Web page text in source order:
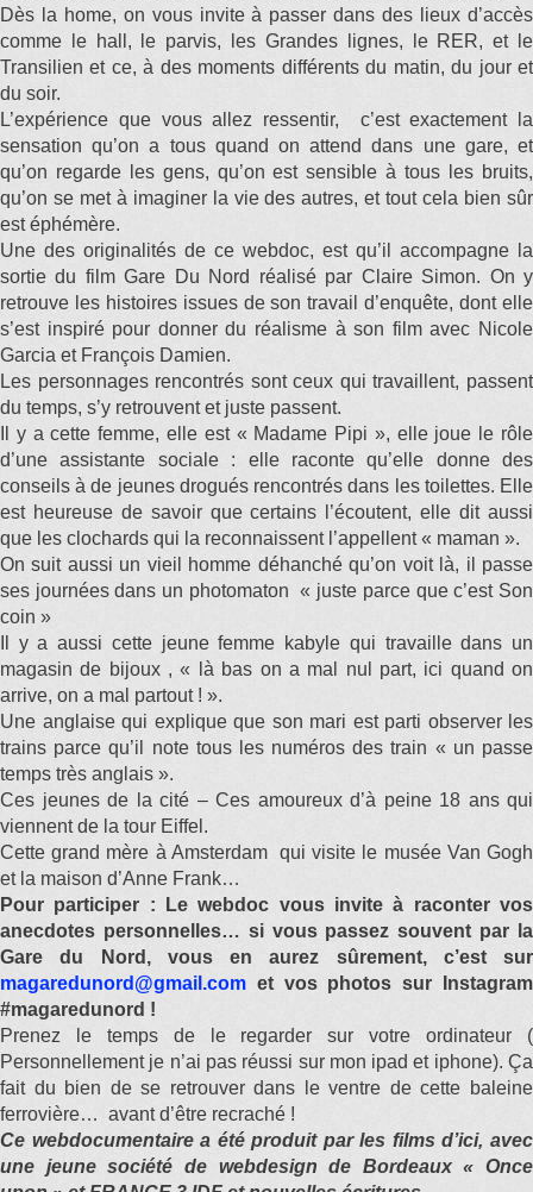
Dès la home, on vous invite à passer dans des lieux d’accès
comme le hall, le parvis, les Grandes lignes, le RER, et le
Transilien et ce, à des moments différents du matin, du jour et
du soir.
L’expérience que vous allez ressentir, c’est exactement la
sensation qu’on a tous quand on attend dans une gare, et
qu’on regarde les gens, qu’on est sensible à tous les bruits,
qu’on se met à imaginer la vie des autres, et tout cela bien sûr
est éphémère.
Une des originalités de ce webdoc, est qu’il accompagne la
sortie du film Gare Du Nord réalisé par Claire Simon. On y
retrouve les histoires issues de son travail d’enquête, dont elle
s’est inspiré pour donner du réalisme à son film avec Nicole
Garcia et François Damien.
Les personnages rencontrés sont ceux qui travaillent, passent
du temps, s’y retrouvent et juste passent.
Il y a cette femme, elle est « Madame Pipi », elle joue le rôle
d’une assistante sociale : elle raconte qu’elle donne des
conseils à de jeunes drogués rencontrés dans les toilettes. Elle
est heureuse de savoir que certains l’écoutent, elle dit aussi
que les clochards qui la reconnaissent l’appellent « maman ».
On suit aussi un vieil homme déhanché qu’on voit là, il passe
ses journées dans un photomaton « juste parce que c’est Son
coin »
Il y a aussi cette jeune femme kabyle qui travaille dans un
magasin de bijoux , « là bas on a mal nul part, ici quand on
arrive, on a mal partout ! ».
Une anglaise qui explique que son mari est parti observer les
trains parce qu’il note tous les numéros des train « un passe
temps très anglais ».
Ces jeunes de la cité – Ces amoureux d’à peine 18 ans qui
viennent de la tour Eiffel.
Cette grand mère à Amsterdam qui visite le musée Van Gogh
et la maison d’Anne Frank…
Pour participer : Le webdoc vous invite à raconter vos
anecdotes personnelles… si vous passez souvent par la
Gare du Nord, vous en aurez sûrement, c’est sur
magaredunord@gmail.com et vos photos sur Instagram
#magaredunord !
Prenez le temps de le regarder sur votre ordinateur (
Personnellement je n’ai pas réussi sur mon ipad et iphone). Ça
fait du bien de se retrouver dans le ventre de cette baleine
ferrovière… avant d’être recraché !
Ce webdocumentaire a été produit par les films d’ici, avec
une jeune société de webdesign de Bordeaux « Once